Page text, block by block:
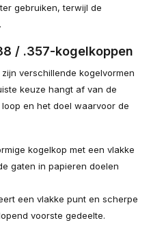
gebruiken, terwijl de
/ .357-kogelkoppen
verschillende kogelvormen
keuze hangt af van de
en het doel waarvoor de
kogelkop met een vlakke
gaten in papieren doelen
een vlakke punt en scherpe
voorste gedeelte.